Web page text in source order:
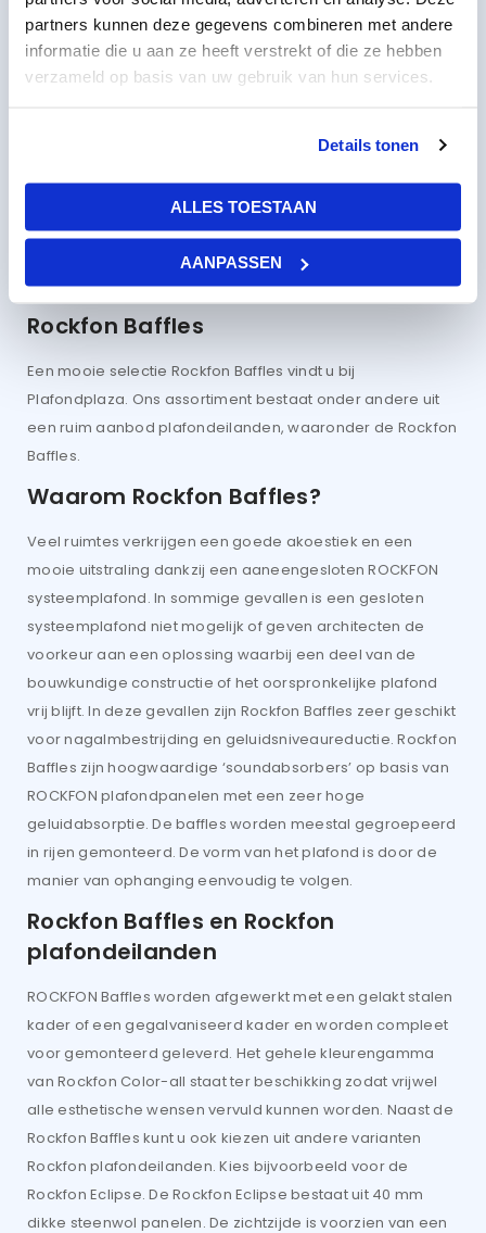
partners kunnen deze gegevens combineren met andere
informatie die u aan ze heeft verstrekt of die ze hebben
verzameld op basis van uw gebruik van hun services.
Details tonen
ALLES TOESTAAN
AANPASSEN
Rockfon System Contour Ac Baffle
Rockfon Baffles
Een mooie selectie Rockfon Baffles vindt u bij
Plafondplaza. Ons assortiment bestaat onder andere uit
een ruim aanbod plafondeilanden, waaronder de Rockfon
Baffles.
Waarom Rockfon Baffles?
Veel ruimtes verkrijgen een goede akoestiek en een
mooie uitstraling dankzij een aaneengesloten ROCKFON
systeemplafond. In sommige gevallen is een gesloten
systeemplafond niet mogelijk of geven architecten de
voorkeur aan een oplossing waarbij een deel van de
bouwkundige constructie of het oorspronkelijke plafond
vrij blijft. In deze gevallen zijn Rockfon Baffles zeer geschikt
voor nagalmbestrijding en geluidsniveaureductie. Rockfon
Baffles zijn hoogwaardige ‘soundabsorbers’ op basis van
ROCKFON plafondpanelen met een zeer hoge
geluidabsorptie. De baffles worden meestal gegroepeerd
in rijen gemonteerd. De vorm van het plafond is door de
manier van ophanging eenvoudig te volgen.
Rockfon Baffles en Rockfon
plafondeilanden
ROCKFON Baffles worden afgewerkt met een gelakt stalen
kader of een gegalvaniseerd kader en worden compleet
voor gemonteerd geleverd. Het gehele kleurengamma
van Rockfon Color-all staat ter beschikking zodat vrijwel
alle esthetische wensen vervuld kunnen worden. Naast de
Rockfon Baffles kunt u ook kiezen uit andere varianten
Rockfon plafondeilanden. Kies bijvoorbeeld voor de
Rockfon Eclipse. De Rockfon Eclipse bestaat uit 40 mm
dikke steenwol panelen. De zichtzijde is voorzien van een